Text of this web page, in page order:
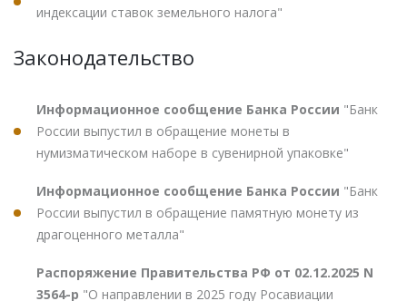
индексации ставок земельного налога"
Законодательство
Информационное сообщение Банка России "Банк
России выпустил в обращение монеты в
нумизматическом наборе в сувенирной упаковке"
Информационное сообщение Банка России "Банк
России выпустил в обращение памятную монету из
драгоценного металла"
Распоряжение Правительства РФ от 02.12.2025 N
3564-р "О направлении в 2025 году Росавиации